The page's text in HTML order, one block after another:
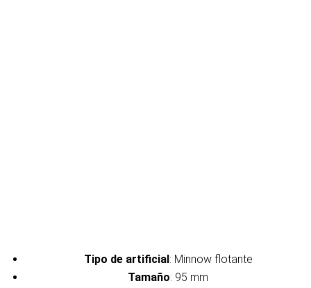
Tipo de artificial: Minnow flotante
Tamaño: 95 mm